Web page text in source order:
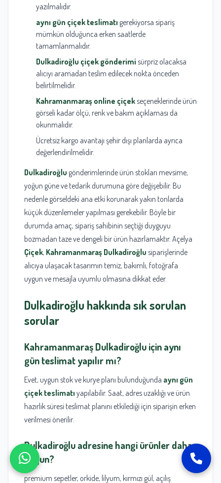
yazılmalıdır.
aynı gün çiçek teslimatı gerekiyorsa sipariş
mümkün olduğunca erken saatlerde
tamamlanmalıdır.
Dulkadiroğlu çiçek gönderimi sürpriz olacaksa
alıcıyı aramadan teslim edilecek nokta önceden
belirtilmelidir.
Kahramanmaraş online çiçekseçeneklerinde ürün
görseli kadar ölçü, renk ve bakım açıklaması da
okunmalıdır.
Ücretsiz kargo avantajı şehir dışı planlarda ayrıca
değerlendirilmelidir.
Dulkadiroğlu gönderimlerinde ürün stokları mevsime,
yoğun güne ve tedarik durumuna göre değişebilir. Bu
nedenle görseldeki ana etki korunarak yakın tonlarda
küçük düzenlemeler yapılması gerekebilir. Böyle bir
durumda amaç, sipariş sahibinin seçtiği duyguyu
bozmadan taze ve dengeli bir ürün hazırlamaktır. Açelya
Çiçek, Kahramanmaraş Dulkadiroğlu siparişlerinde
alıcıya ulaşacak tasarımın temiz, bakımlı, fotoğrafa
uygun ve mesajla uyumlu olmasına dikkat eder.
Dulkadiroğlu hakkında sık sorulan
sorular
KahramanmaraşDulkadiroğluiçin aynı
gün teslimat yapılır mı?
Evet, uygun stok ve kurye planı bulunduğunda aynı gün
çiçek teslimatı yapılabilir. Saat, adres uzaklığı ve ürün
hazırlık süresi teslimat planını etkilediği için siparişin erken
verilmesi önerilir.
Dulkadiroğluadresine hangi ürünler daha
uygun?
premium sepetler, orkide, lilyum, kırmızı gül, açılış